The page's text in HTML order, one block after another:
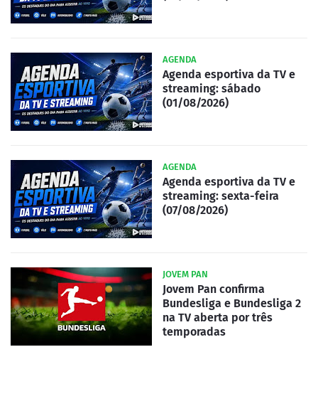
AGENDA
Agenda esportiva da TV e
streaming: sábado
(01/08/2026)
AGENDA
Agenda esportiva da TV e
streaming: sexta-feira
(07/08/2026)
JOVEM PAN
Jovem Pan confirma
Bundesliga e Bundesliga 2
na TV aberta por três
temporadas